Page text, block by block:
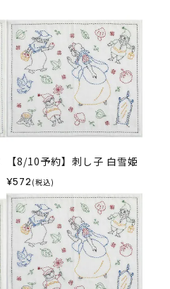
【8/10予約】刺し子 白雪姫
¥572 (税込)